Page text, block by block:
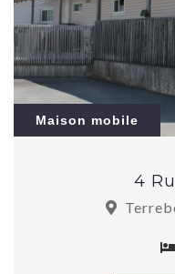
Maison mobile
4